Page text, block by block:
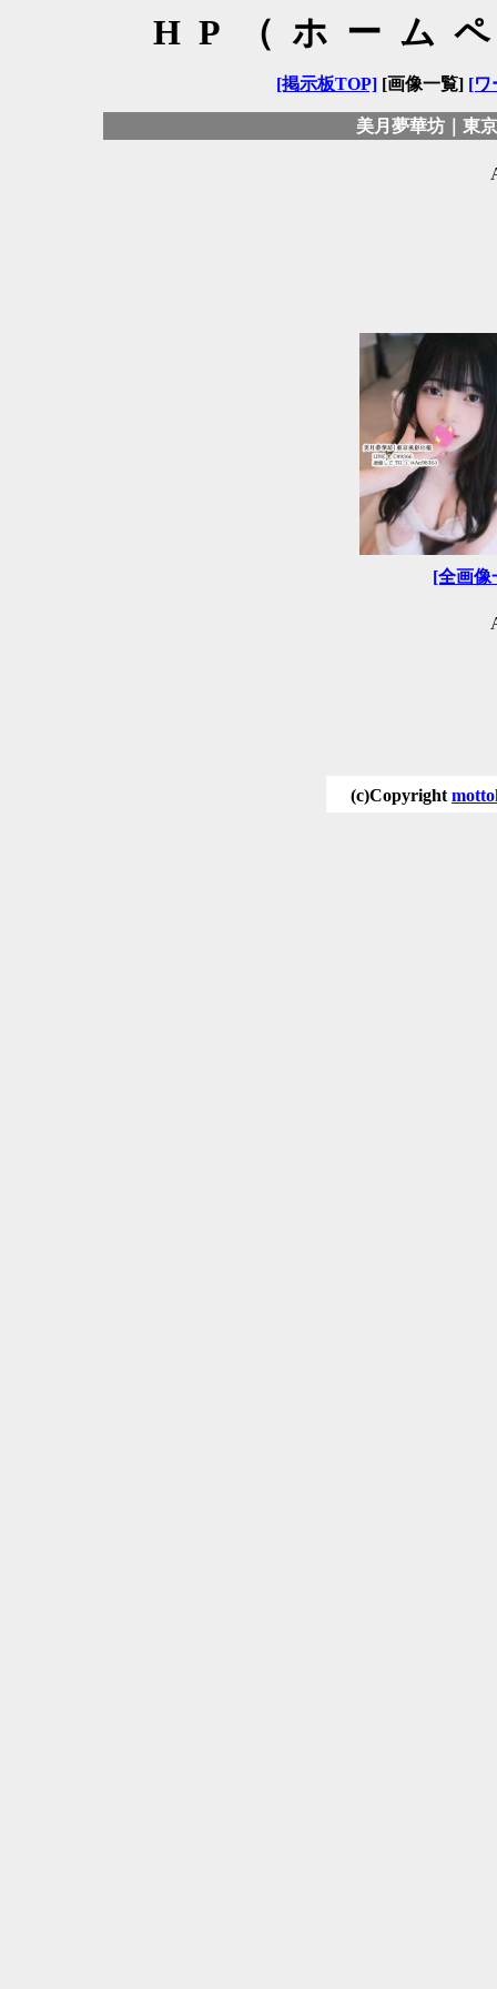
HP（ホーム
[掲示板TOP][画像一覧] [ワ
美月夢華坊｜東
[全画像
(c)Copyright